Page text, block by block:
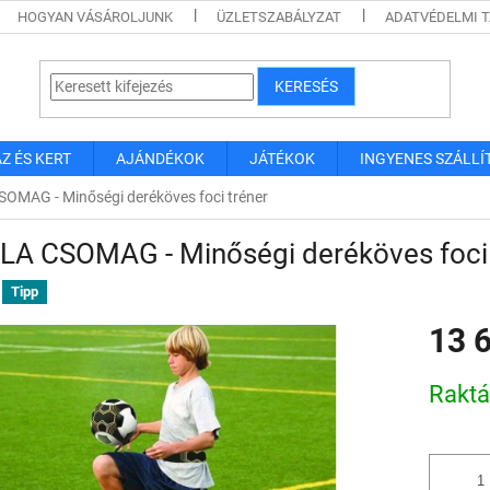
HOGYAN VÁSÁROLJUNK ÜZLETSZABÁLYZAT ADATVÉDELMI
KERESÉS
ÉS KERT AJÁNDÉKOK JÁTÉKOK INGYENES
- Minőségi deréköves foci tréner
CSOMAG - Minőségi deréköves
Tipp
13